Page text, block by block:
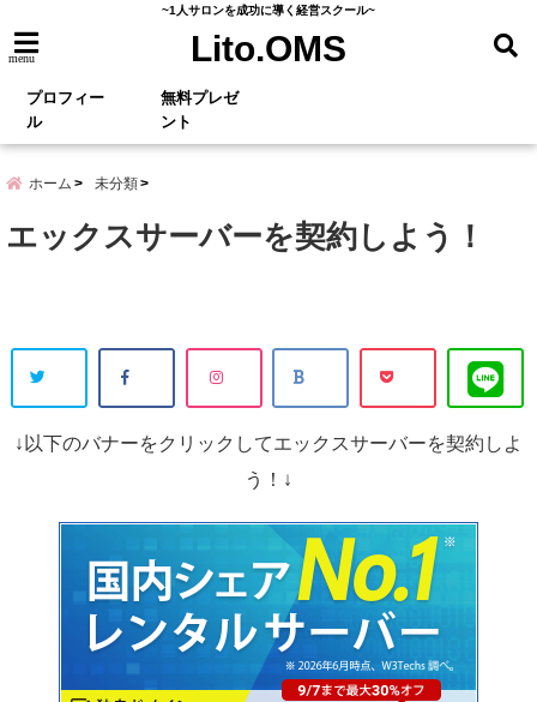
~1人サロンを成功に導く経営スクール~
menu Lito.OMS
プロフィー
ル
無料プレゼ
ント
ホーム 未分類
エックスサーバーを契約しよう！
↓以下のバナーをクリックしてエックスサーバーを契約しよ
う！↓